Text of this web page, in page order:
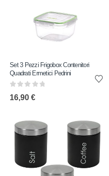
Set 3 Pezzi Frigobox Contenitori
Quadrati Ermetici Pedrini
16,90 €